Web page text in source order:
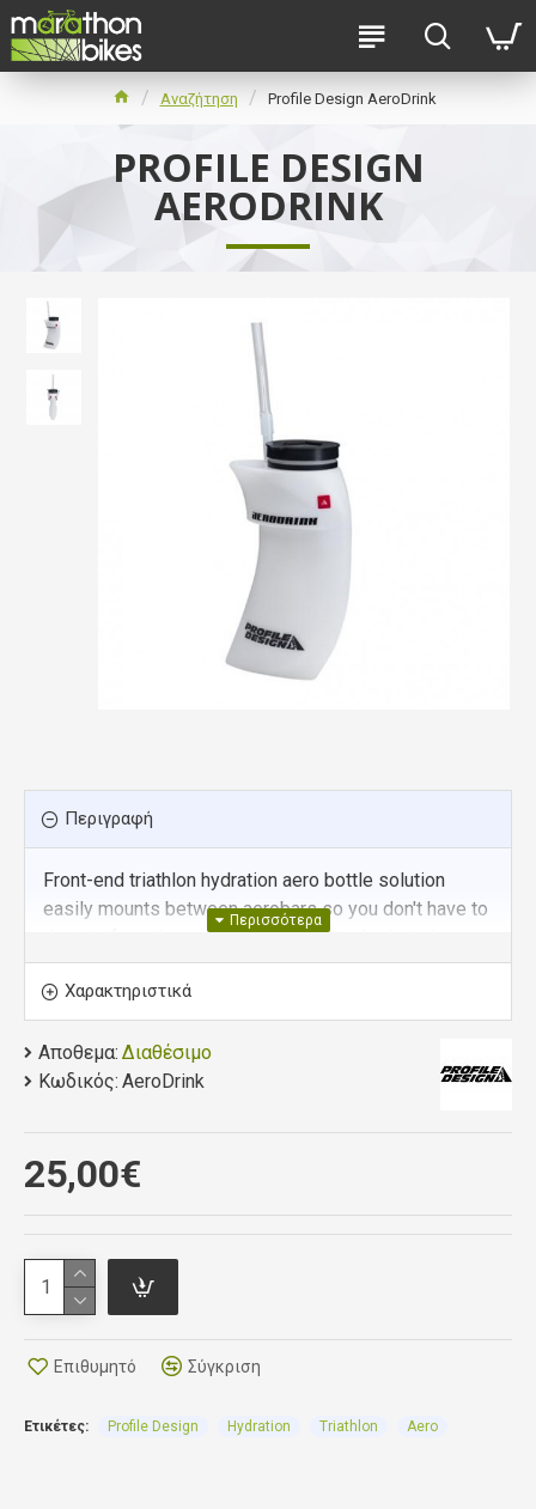
Αναζήτηση Profile Design AeroDrink
PROFILE DESIGN
AERODRINK
Περιγραφή
Front-end triathlon hydration aero bottle solution
easily mounts between aerobars so you don't have to
deviate from the aero position to stay hydrated.
Easy Refill Cap: Refill foam cap makes refueling
while on-the-go a snap.
Basebar Bracket: Easily fits narrow mounting
Bracket.
Universal Aerodrink Bracket: Compatible with
the Universal Aerodrink Bracket mounting
system, directly to aerobar extensions.
Aerodrink Installation Instructions
Χαρακτηριστικά
Αποθεμα: Διαθέσιμο
Κωδικός: AeroDrink
25,00€
Επιθυμητό Σύγκριση
Ετικέτες: Profile Design Hydration Triathlon Aero